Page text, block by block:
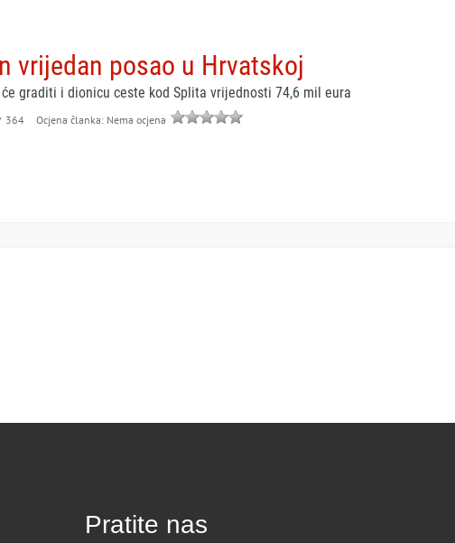
vrijedan posao u Hrvatskoj
graditi i dionicu ceste kod Splita vrijednosti 74,6 mil eura
364 Ocjena članka: Nema ocjena
Pratite nas